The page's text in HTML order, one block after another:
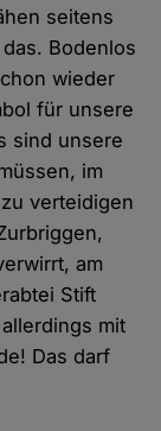
seitens
Bodenlos
wieder
für unsere
sind unsere
im
verteidigen
am
Stift
mit
Das darf